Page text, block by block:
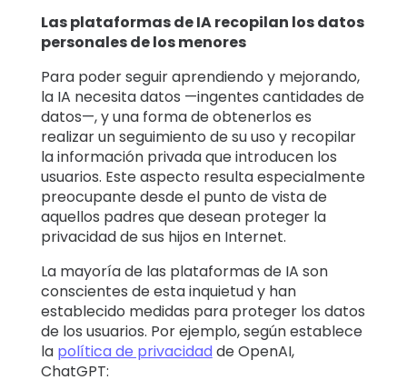
Las plataformas de IA recopilan los datos
personales de los menores
Para poder seguir aprendiendo y mejorando,
la IA necesita datos —ingentes cantidades de
datos—, y una forma de obtenerlos es
realizar un seguimiento de su uso y recopilar
la información privada que introducen los
usuarios. Este aspecto resulta especialmente
preocupante desde el punto de vista de
aquellos padres que desean proteger la
privacidad de sus hijos en Internet.
La mayoría de las plataformas de IA son
conscientes de esta inquietud y han
establecido medidas para proteger los datos
de los usuarios. Por ejemplo, según establece
la política de privacidad de OpenAI,
ChatGPT: